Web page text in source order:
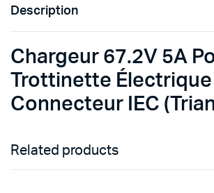
Description
Chargeur 67.2V 5A
Trottinette Électrique
Connecteur IEC
Related products